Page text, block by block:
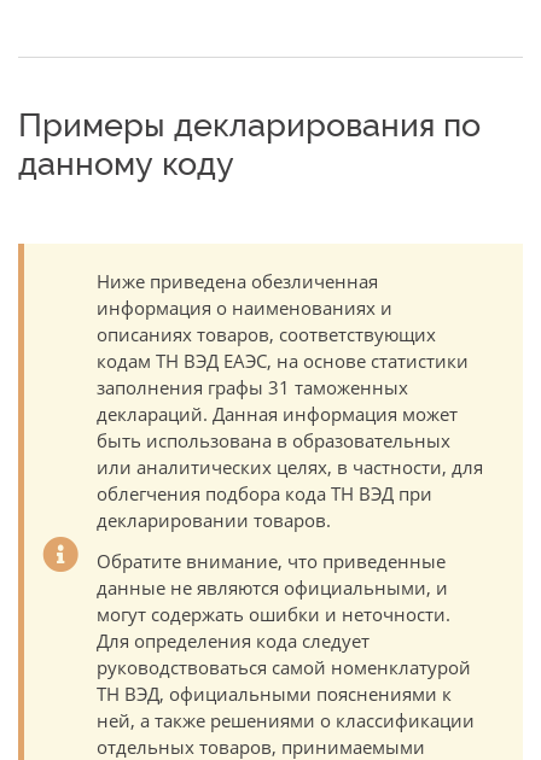
Примеры декларирования по
данному коду
Ниже приведена обезличенная
информация о наименованиях и
описаниях товаров, соответствующих
кодам ТН ВЭД ЕАЭС, на основе статистики
заполнения графы 31 таможенных
деклараций. Данная информация может
быть использована в образовательных
или аналитических целях, в частности, для
облегчения подбора кода ТН ВЭД при
декларировании товаров.
Обратите внимание, что приведенные
данные не являются официальными, и
могут содержать ошибки и неточности.
Для определения кода следует
руководствоваться самой номенклатурой
ТН ВЭД, официальными пояснениями к
ней, а также решениями о классификации
отдельных товаров, принимаемыми